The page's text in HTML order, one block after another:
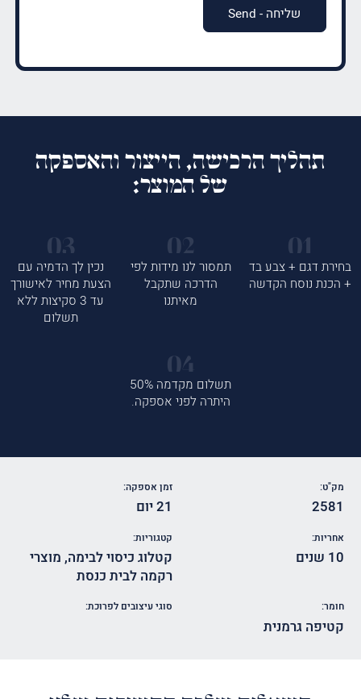
תהליך הרכישה, הייצור והאספקה
של המוצר:
בחירת דגם + צבע בד
+ הכנת נוסח הקדשה
תמסור לנו מידות לפי
הדרכה שתקבל
מאיתנו
נכין לך הדמיה עם
הצעת מחיר לאישורך
עד 3 סקיצות ללא
תשלום
תשלום מקדמה 50%
היתרה לפני אספקה.
מק"ט:
2581
זמן אספקה:
21 יום
אחריות:
10 שנים
קטגוריות:
קטלוג כיסוי לבימה, מוצרי
רקמה לבית כנסת
חומר:
קטיפה גרמנית
סוגי עיצובים לפרוכת: